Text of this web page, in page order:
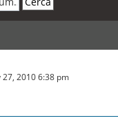
27, 2010 6:38 pm